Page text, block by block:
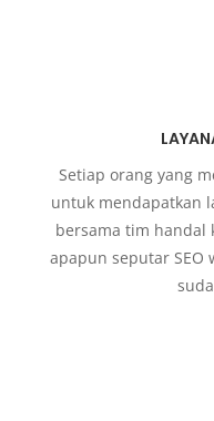
Setiap orang yang
untuk mendapatkan
bersama tim handal
apapun seputar SEO